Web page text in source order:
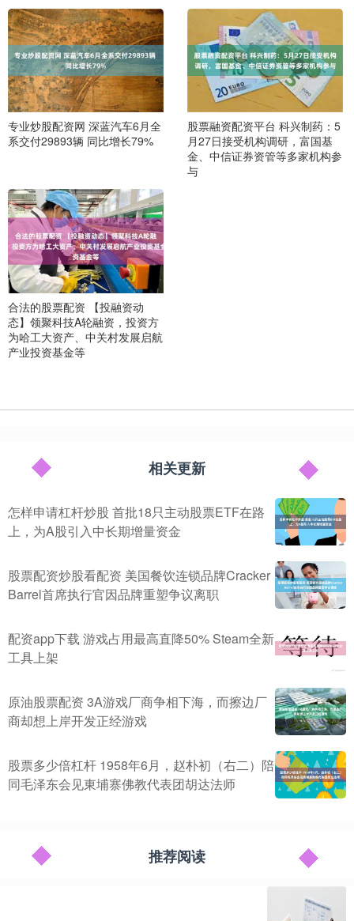
专业炒股配资网 深蓝汽车6月全
系交付29893辆 同比增长79%
股票融资配资平台 科兴制药：5
月27日接受机构调研，富国基
金、中信证券资管等多家机构参
与
合法的股票配资 【投融资动
态】领聚科技A轮融资，投资方
为哈工大资产、中关村发展启航
产业投资基金等
相关更新
怎样申请杠杆炒股 首批18只主动股票ETF在路
上，为A股引入中长期增量资金
股票配资炒股看配资 美国餐饮连锁品牌Cracker
Barrel首席执行官因品牌重塑争议离职
配资app下载 游戏占用最高直降50% Steam全新
工具上架
原油股票配资 3A游戏厂商争相下海，而擦边厂
商却想上岸开发正经游戏
股票多少倍杠杆 1958年6月，赵朴初（右二）陪
同毛泽东会见東埔寨佛教代表团胡达法师
推荐阅读